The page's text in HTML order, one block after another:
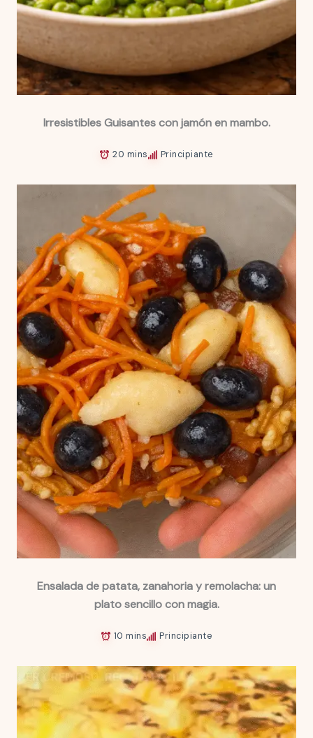
Irresistibles Guisantes con jamón en mambo.
20 mins Principiante
Ensalada de patata, zanahoria y remolacha: un
plato sencillo con magia.
10 mins Principiante